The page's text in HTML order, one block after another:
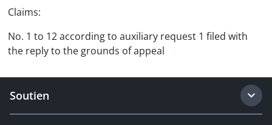
Claims:
No. 1 to 12 according to auxiliary request 1 filed with
the reply to the grounds of appeal
Soutien